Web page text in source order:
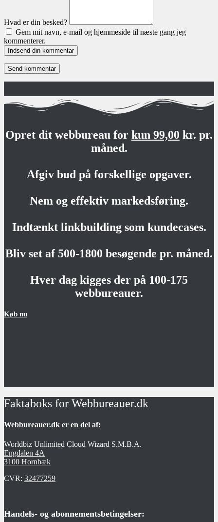
Hvad er din besked?
Gem mit navn, e-mail og hjemmeside til næste gang jeg
kommenterer.
Indsend din kommentar
Opret dit webbureau for kun 99,00 kr. pr.
måned.
Afgiv bud på forskellige opgaver.
Nem og effektiv markedsføring.
Indtænkt linkbuilding som kundecases.
Bliv set af 500-1800 besøgende pr. måned.
Hver dag kigges der på 100-175
webbureauer.
Køb nu
Faktaboks for Webbureauer.dk
Webbureauer.dk er en del af:
Worldbiz Unlimited Cloud Wizard S.M.B.A.
Engdalen 4A
3100 Hornbæk
CVR: 32477259
Handels- og abonnementsbetingelser: